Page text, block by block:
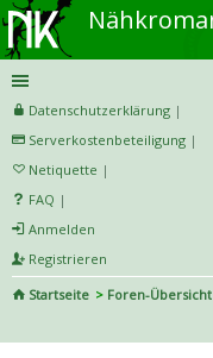
Datenschutzerklärung |
Serverkostenbeteiligung |
Netiquette |
FAQ |
Anmelden
Registrieren
Startseite
Foren-Übersicht